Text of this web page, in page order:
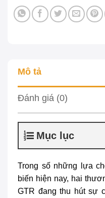
Mô tả
Đánh giá (0)
Mục lục
Trong số những lựa
biến hiện nay, hai
GTR đang thu hút sự